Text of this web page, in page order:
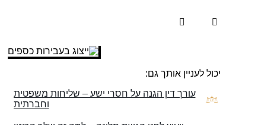
יכול לעניין אותך גם:
עורך דין הגנה על חסרי ישע – שליחות משפטית
וחברתית